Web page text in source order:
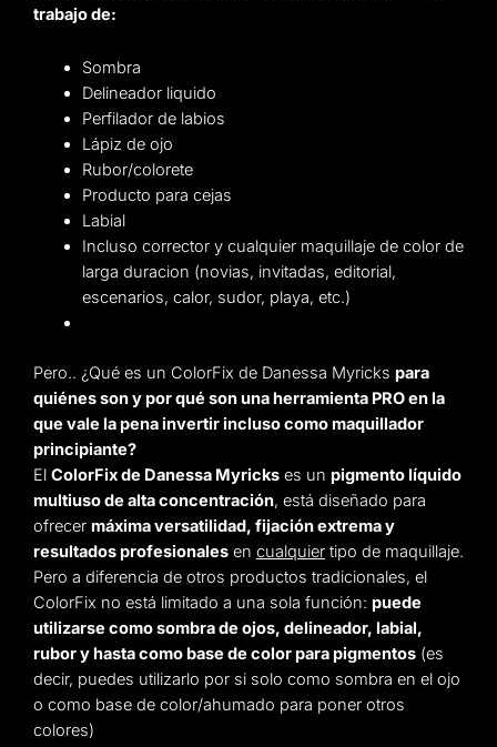
trabajo de:
Sombra
Delineador liquido
Perfilador de labios
Lápiz de ojo
Rubor/colorete
Producto para cejas
Labial
Incluso corrector y cualquier maquillaje de color de
larga duracion (novias, invitadas, editorial,
escenarios, calor, sudor, playa, etc.)
Pero.. ¿Qué es un ColorFix de Danessa Myricks para
quiénes son y por qué son una herramienta PRO en la
que vale la pena invertir incluso como maquillador
principiante?
El ColorFix de Danessa Myricks es un pigmento líquido
multiuso de alta concentración, está diseñado para
ofrecer máxima versatilidad, fijación extrema y
resultados profesionales en cualquier tipo de maquillaje.
Pero a diferencia de otros productos tradicionales, el
ColorFix no está limitado a una sola función: puede
utilizarse como sombra de ojos, delineador, labial,
rubor y hasta como base de color para pigmentos (es
decir, puedes utilizarlo por si solo como sombra en el ojo
o como base de color/ahumado para poner otros
colores)